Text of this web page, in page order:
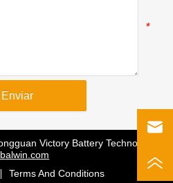
*
Enviar
Victory Battery Technology
Terms And Conditions